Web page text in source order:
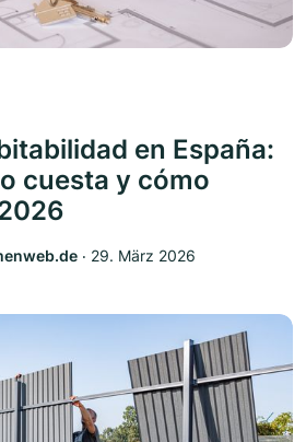
en España:
cuesta y cómo
‧ 29. März 2026